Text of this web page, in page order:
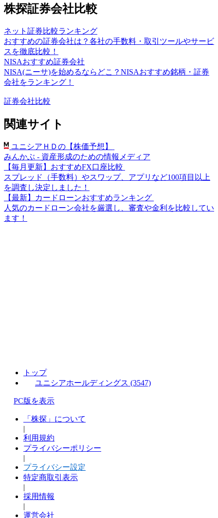
株探証券会社比較
ネット証券比較ランキング
おすすめの証券会社は？各社の手数料・取引ツールやサービ
スを徹底比較！
NISAおすすめ証券会社
NISA(ニーサ)を始めるならどこ？NISAおすすめ銘柄・証券
会社をランキング！
証券会社比較
関連サイト
ユニシアＨＤの【株価予想】
みんかぶ - 資産形成のための情報メディア
【毎月更新】おすすめFX口座比較
スプレッド（手数料）やスワップ、アプリなど100項目以上
を調査し決定しました！
【最新】カードローンおすすめランキング
人気のカードローン会社を厳選し、審査や金利を比較してい
ます！
トップ
ユニシアホールディングス (3547)
PC版を表示
「株探」について
|
利用規約
プライバシーポリシー
|
プライバシー設定
特定商取引表示
|
採用情報
|
運営会社